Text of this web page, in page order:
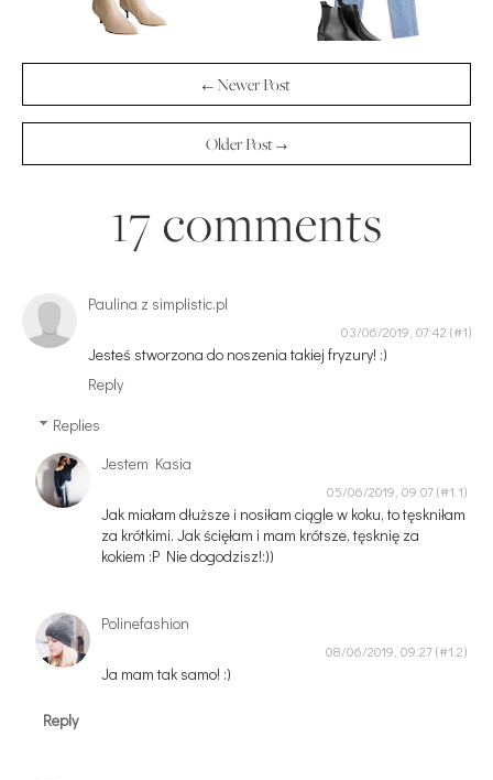
← Newer Post
Older Post →
17 comments
Paulina z simplistic.pl
03/06/2019, 07:42
Jesteś stworzona do noszenia takiej fryzury! :)
Reply
Replies
Jestem Kasia
05/06/2019, 09:07
Jak miałam dłuższe i nosiłam ciągle w koku, to tęskniłam
za krótkimi. Jak ścięłam i mam krótsze, tęsknię za
kokiem :P Nie dogodzisz!:))
Polinefashion
08/06/2019, 09:27
Ja mam tak samo! :)
Reply